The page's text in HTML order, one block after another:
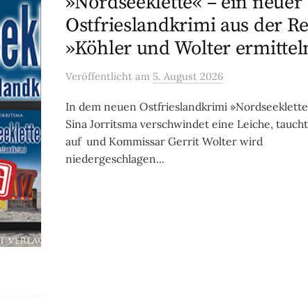
Ostfrieslandkrimi aus der
»Köhler und Wolter
Veröffentlicht am 5. August 2026
In dem neuen Ostfrieslandkrimi
Sina Jorritsma verschwindet eine Leiche,
auf und Kommissar Gerrit Wolter wird
niedergeschlagen...